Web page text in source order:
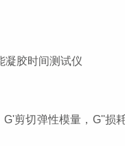
G'剪切弹性模量， G''损